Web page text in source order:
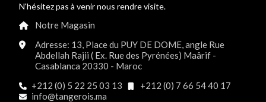
N'hésitez pas à venir nous rendre visite.
Notre Magasin
Adresse: 13, Place du PUY DE DOME, angle Rue
Abdellah Rajii ( Ex. Rue des Pyrénées) Maârif -
Casablanca 20330 - Maroc
+212 (0) 5 22 25 03 13
+212 (0) 7 66 54 40 17
info@tangerois.ma